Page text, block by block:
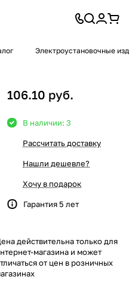
Электроустановочные
106.10 руб.
В наличии: 3
Рассчитать доставку
Нашли дешевле?
Хочу в подарок
Гарантия 5 лет
действительна только для
магазина и может
от цен в розничных